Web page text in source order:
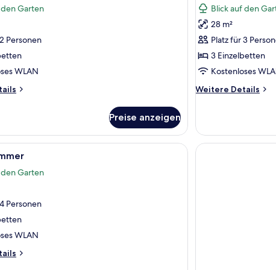
Garten
Personen
WLAN
Preise anzeigen
für
Dreibettzimmer
anzeigen
Blick auf den
28 m²
Platz für 3
3 Einzelbetten
Kostenloses
Weitere Details
Weitere
einem Sessel, einem Fenster mit Meerblick und einem gerahmten
Ein Hotelzimmer mit einem großen Bett, einem
Garten
Personen
WLAN